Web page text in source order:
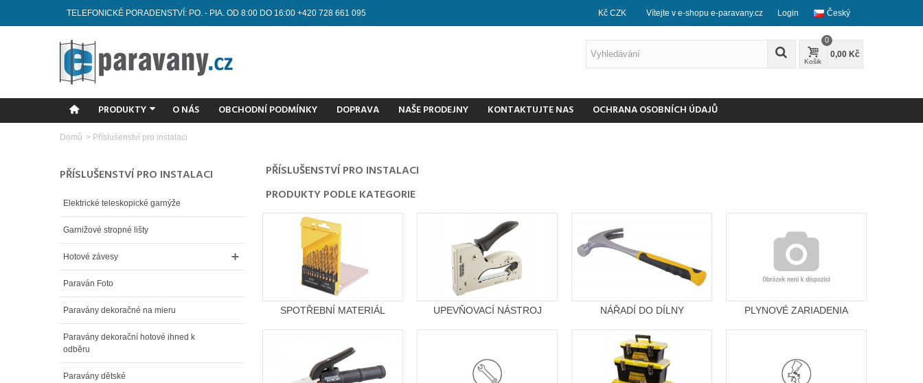
TELEFONICKÉ PORADENSTVÍ: PO. - PIA. OD 8:00 DO 16:00 +420 728 661 095 Český
Vítejte v e-shopu e-paravany.cz Login
Kč CZK
Košik
0
0,00 Kč
PRODUKTY O NÁS OBCHODNÍ PODMÍNKY DOPRAVA NAŠE PRODEJNY KONTAKTUJTE NAS OCHRANA OSOBNÍCH ÚDAJŮ
Domů > Příslušenství pro instalaci
PŘÍSLUŠENSTVÍ PRO INSTALACI
Elektrické teleskopické garnýže
Garnižové stropné lišty
Hotové závesy
Paraván Foto
Paravány dekoračné na mieru
Paravány dekorační hotové ihned k
odběru
Paravány dětské
PŘÍSLUŠENSTVÍ PRO INSTALACI
PRODUKTY PODLE KATEGORIE
SPOTŘEBNÍ MATERIÁL UPEVŇOVACÍ NÁSTROJ NÁŘADÍ DO DÍLNY PLYNOVÉ ZARIADENIA